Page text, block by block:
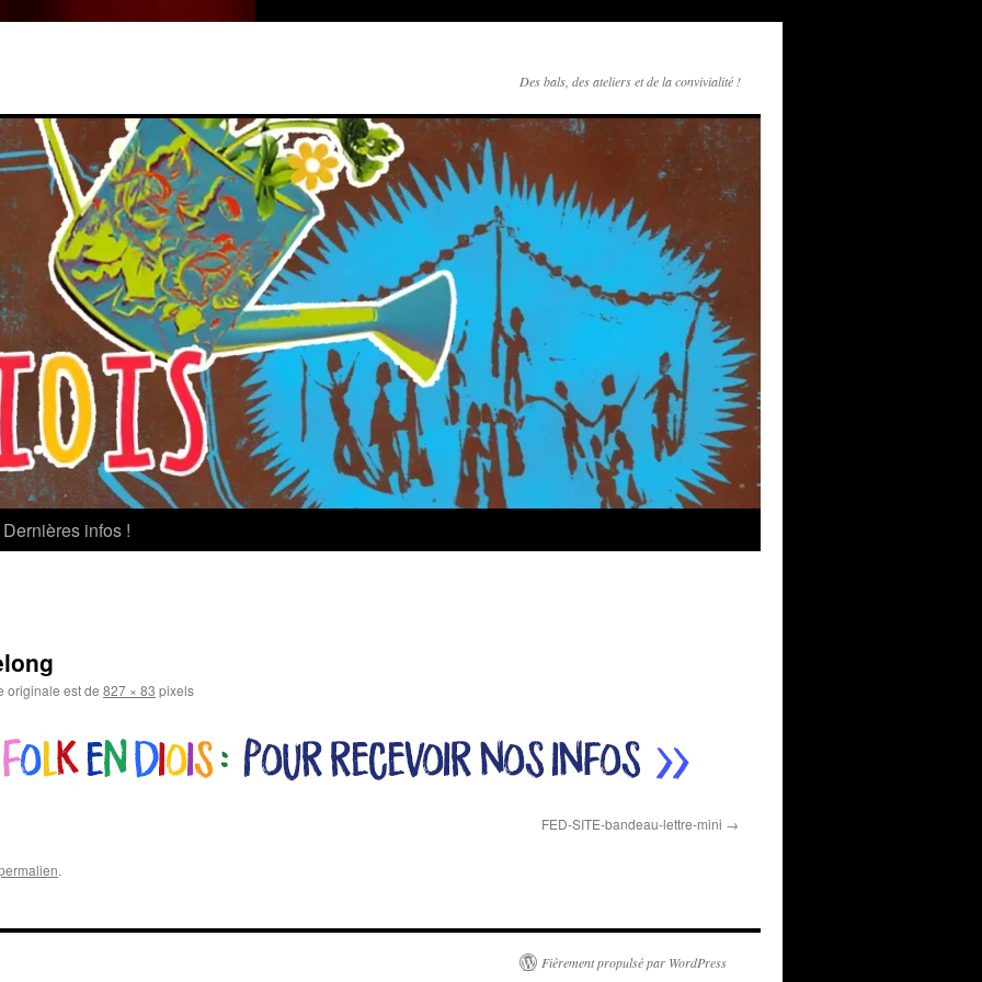
Des bals, des ateliers et de la convivialité !
Dernières infos !
originale est de 827 × 83 pixels
FED-SITE-bandeau-lettre-mini
.
Fièrement propulsé par WordPress